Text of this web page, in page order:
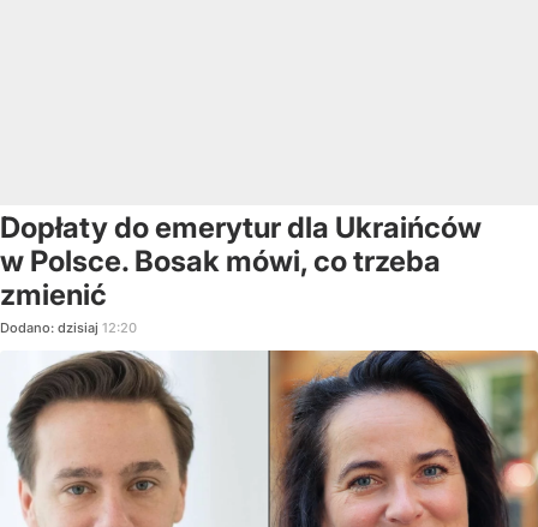
Dopłaty do emerytur dla Ukraińców
w Polsce. Bosak mówi, co trzeba
zmienić
Dodano: dzisiaj 12:20